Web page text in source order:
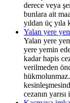
derece veya
bunlara ait
yıldan üç yıla
Yalan yere
Yalan yere
yere yemin
kadar hapis
verilmeden
cezanın